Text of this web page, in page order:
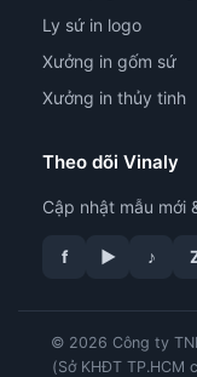
Ly sứ in logo
Xưởng in gốm sứ
Xưởng in thủy tinh
Theo dõi Vinaly
Cập nhật mẫu mới
f ▶ ♪
© 2026 Công ty
(Sở KHĐT TP.HCM